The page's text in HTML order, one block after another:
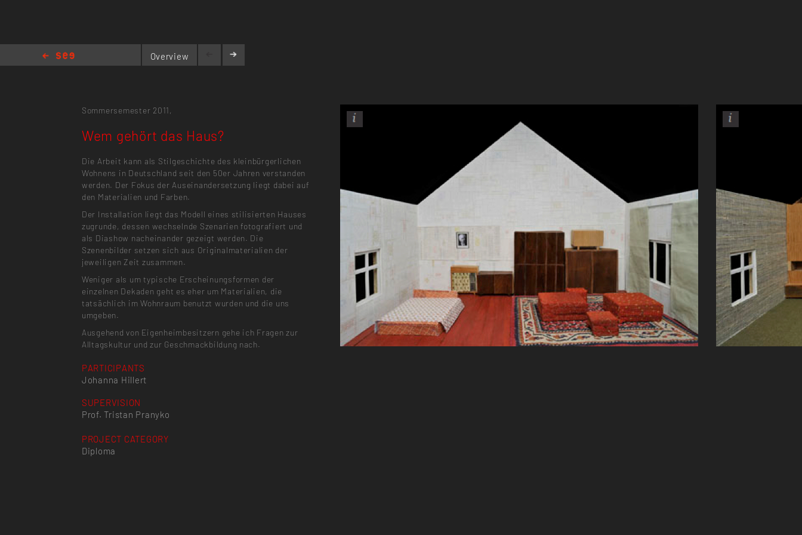
Overview
Sommersemester 2011,
Wem gehört das Haus?
Die Arbeit kann als Stilgeschichte des kleinbürgerlichen
Wohnens in Deutschland seit den 50er Jahren verstanden
werden. Der Fokus der Auseinandersetzung liegt dabei auf
den Materialien und Farben.
Der Installation liegt das Modell eines stilisierten Hauses
zugrunde, dessen wechselnde Szenarien fotografiert und
als Diashow nacheinander gezeigt werden. Die
Szenenbilder setzen sich aus Originalmaterialien der
jeweiligen Zeit zusammen.
Weniger als um typische Erscheinungsformen der
einzelnen Dekaden geht es eher um Materialien, die
tatsächlich im Wohnraum benutzt wurden und die uns
umgeben.
Ausgehend von Eigenheimbesitzern gehe ich Fragen zur
Alltagskultur und zur Geschmackbildung nach.
PARTICIPANTS
Johanna Hillert
SUPERVISION
Prof. Tristan Pranyko
PROJECT CATEGORY
Diploma